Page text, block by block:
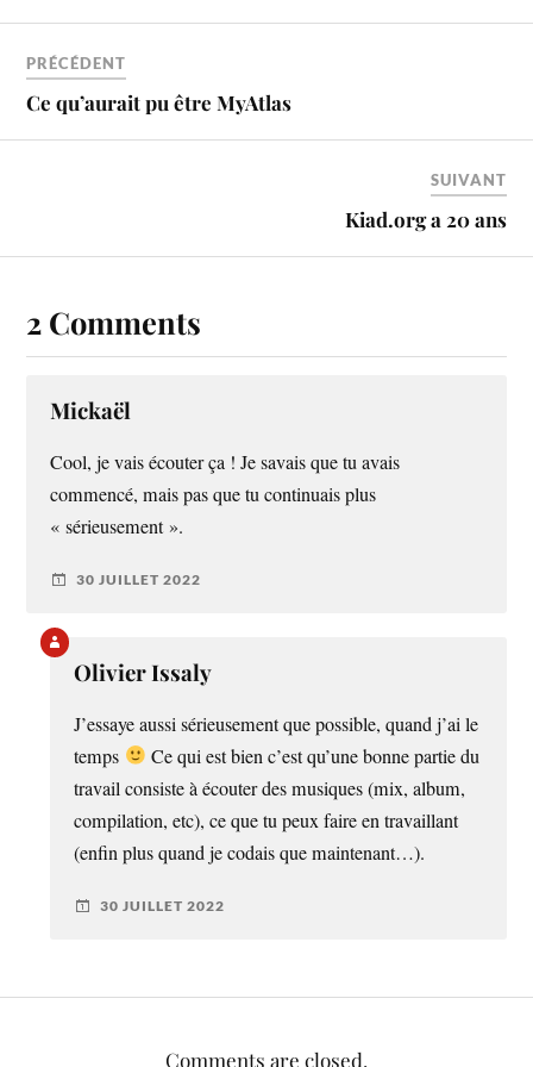
PRÉCÉDENT
Ce qu’aurait pu être MyAtlas
SUIVANT
Kiad.org a 20 ans
2 Comments
Mickaël
Cool, je vais écouter ça ! Je savais que tu avais
commencé, mais pas que tu continuais plus
« sérieusement ».
30 JUILLET 2022
Olivier Issaly
J’essaye aussi sérieusement que possible, quand j’ai le
temps
Ce qui est bien c’est qu’une bonne partie du
travail consiste à écouter des musiques (mix, album,
compilation, etc), ce que tu peux faire en travaillant
(enfin plus quand je codais que maintenant…).
30 JUILLET 2022
Comments are closed.